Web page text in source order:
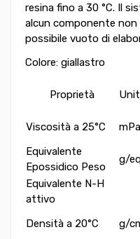
resina fino a 30 °C. Il
alcun componente
possibile vuoto di
Colore: giallastro
Proprietà
Viscosità a 25°C
Equivalente
Epossidico Peso
g/
Equivalente N-H
attivo
Densità a 20°C g/